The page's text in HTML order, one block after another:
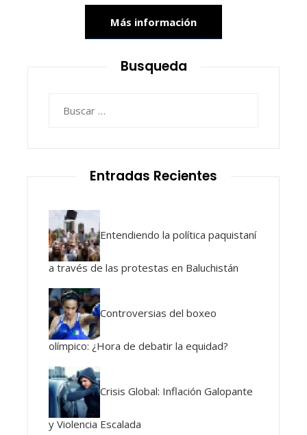
Más información
Busqueda
Entradas Recientes
Entendiendo la política paquistaní
a través de las protestas en Baluchistán
Controversias del boxeo
olímpico: ¿Hora de debatir la equidad?
Crisis Global: Inflación Galopante
y Violencia Escalada